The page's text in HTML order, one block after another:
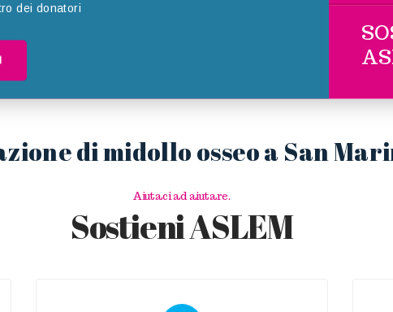
dei donatori
di midollo osseo a San
Aiutaci ad aiutare.
Sostieni ASLEM